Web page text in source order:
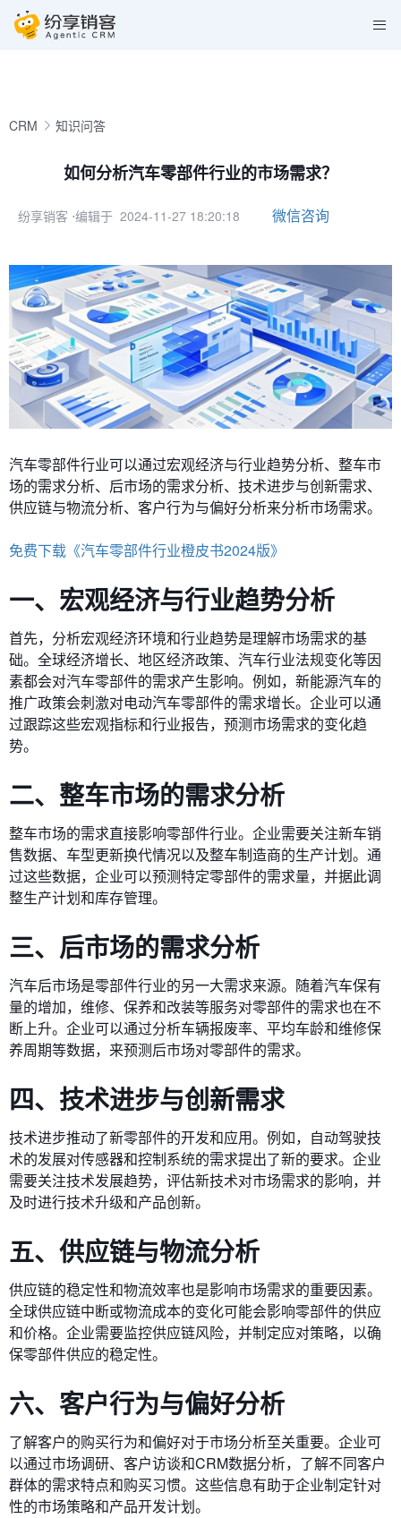
CRM 知识问答
如何分析汽车零部件行业的市场需求？
纷享销客 ⋅编辑于 2024-11-27 18:20:18 微信咨询
汽车零部件行业可以通过宏观经济与行业趋势分析、 整车市
场的需求分析、后市场的需求分析、技术进步与创新需求、
供应链与物流分析、客户行为与偏好分析来分析市场需求。
免费下载《汽车零部件行业橙皮书2024版》
一、宏观经济与行业趋势分析
首先，分析宏观经济环境和行业趋势是理解市场需求的基
础。全球经济增长、地区经济政策、汽车行业法规变化等因
素都会对汽车零部件的需求产生影响。例如，新能源汽车的
推广政策会刺激对电动汽车零部件的需求增长。企业可以通
过跟踪这些宏观指标和行业报告，预测市场需求的变化趋
势。
二、整车市场的需求分析
整车市场的需求直接影响零部件行业。企业需要关注新车销
售数据、车型更新换代情况以及整车制造商的生产计划。通
过这些数据，企业可以预测特定零部件的需求量，并据此调
整生产计划和库存管理。
三、后市场的需求分析
汽车后市场是零部件行业的另一大需求来源。随着汽车保有
量的增加，维修、保养和改装等服务对零部件的需求也在不
断上升。企业可以通过分析车辆报废率、平均车龄和维修保
养周期等数据，来预测后市场对零部件的需求。
四、技术进步与创新需求
技术进步推动了新零部件的开发和应用。例如，自动驾驶技
术的发展对传感器和控制系统的需求提出了新的要求。企业
需要关注技术发展趋势，评估新技术对市场需求的影响，并
及时进行技术升级和产品创新。
五、供应链与物流分析
供应链的稳定性和物流效率也是影响市场需求的重要因素。
全球供应链中断或物流成本的变化可能会影响零部件的供应
和价格。企业需要监控供应链风险，并制定应对策略，以确
保零部件供应的稳定性。
六、客户行为与偏好分析
了解客户的购买行为和偏好对于市场分析至关重要。企业可
以通过市场调研、客户访谈和CRM数据分析，了解不同客户
群体的需求特点和购买习惯。这些信息有助于企业制定针对
性的市场策略和产品开发计划。